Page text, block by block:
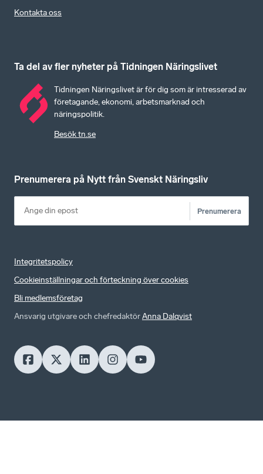
Kontakta oss
Ta del av fler nyheter på Tidningen Näringslivet
Tidningen Näringslivet är för dig som är intresserad av
företagande, ekonomi, arbetsmarknad och
näringspolitik.
Besök tn.se
Prenumerera på Nytt från Svenskt Näringsliv
Prenumerera
Integritetspolicy
Cookieinställningar och förteckning över cookies
Bli medlemsföretag
Ansvarig utgivare och chefredaktörAnna Dalqvist